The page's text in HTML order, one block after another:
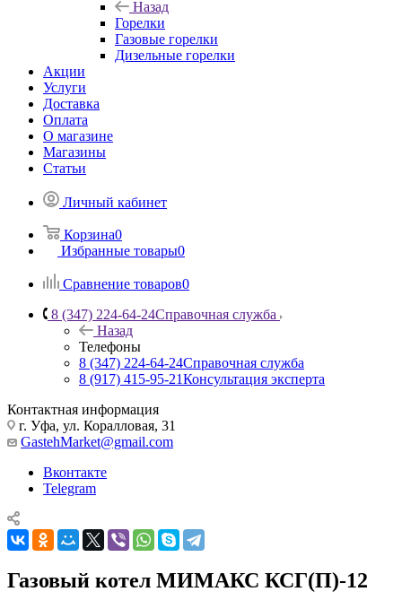
Назад
Горелки
Газовые горелки
Дизельные горелки
Акции
Услуги
Доставка
Оплата
О магазине
Магазины
Статьи
Личный кабинет
Корзина0
Избранные товары0
Сравнение товаров0
8 (347) 224-64-24Справочная служба
Назад
Телефоны
8 (347) 224-64-24Справочная служба
8 (917) 415-95-21Консультация эксперта
Контактная информация
г. Уфа, ул. Коралловая, 31
GastehMarket@gmail.com
Вконтакте
Telegram
Газовый котел МИМАКС КСГ(П)-12